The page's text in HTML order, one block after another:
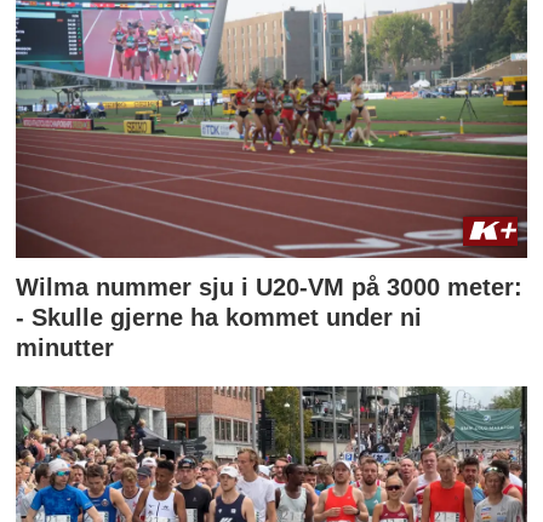
Wilma nummer sju i U20-VM på 3000 meter:
- Skulle gjerne ha kommet under ni
minutter